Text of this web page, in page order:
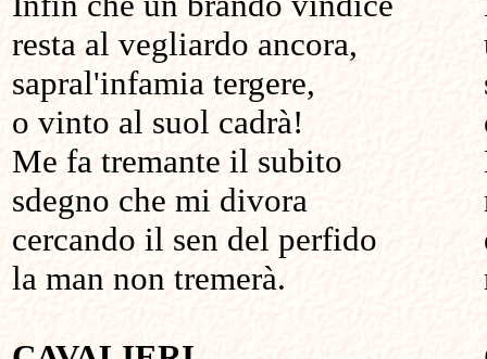
resta al vegliardo ancora,
sapral'infamia tergere,
o vinto al suol cadrà!
Me fa tremante il subito
sdegno che mi divora
cercando il sen del perfido
la man non tremerà.